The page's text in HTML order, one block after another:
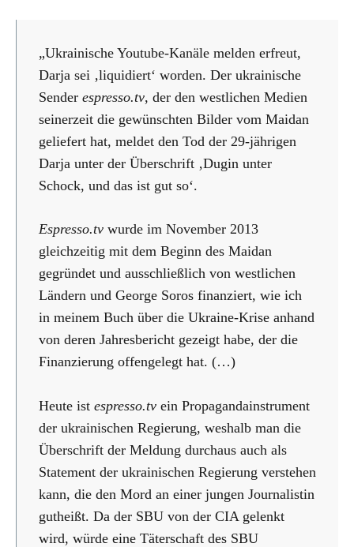
„Ukrainische Youtube-Kanäle melden erfreut,
Darja sei ‚liquidiert‘ worden. Der ukrainische
Sender espresso.tv, der den westlichen Medien
seinerzeit die gewünschten Bilder vom Maidan
geliefert hat, meldet den Tod der 29-jährigen
Darja unter der Überschrift ‚Dugin unter
Schock, und das ist gut so‘.
Espresso.tv wurde im November 2013
gleichzeitig mit dem Beginn des Maidan
gegründet und ausschließlich von westlichen
Ländern und George Soros finanziert, wie ich
in meinem Buch über die Ukraine-Krise anhand
von deren Jahresbericht gezeigt habe, der die
Finanzierung offengelegt hat. (…)
Heute ist espresso.tv ein Propagandainstrument
der ukrainischen Regierung, weshalb man die
Überschrift der Meldung durchaus auch als
Statement der ukrainischen Regierung verstehen
kann, die den Mord an einer jungen Journalistin
gutheißt. Da der SBU von der CIA gelenkt
wird, würde eine Täterschaft des SBU